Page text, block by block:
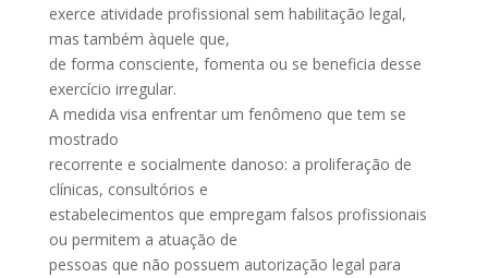
exerce atividade profissional sem habilitação legal,
mas também àquele que,
de forma consciente, fomenta ou se beneficia desse
exercício irregular.
A medida visa enfrentar um fenômeno que tem se
mostrado
recorrente e socialmente danoso: a proliferação de
clínicas, consultórios e
estabelecimentos que empregam falsos profissionais
ou permitem a atuação de
pessoas que não possuem autorização legal para